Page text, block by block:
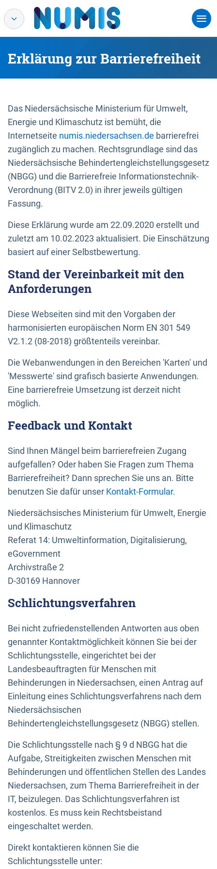
Erklärung zur Barrierefreiheit
Das Niedersächsische Ministerium für Umwelt,
Energie und Klimaschutz ist bemüht, die
Internetseite numis.niedersachsen.de barrierefrei
zugänglich zu machen. Rechtsgrundlage sind das
Niedersächsische Behindertengleichstellungsgesetz
(NBGG) und die Barrierefreie Informationstechnik-
Verordnung (BITV 2.0) in ihrer jeweils gültigen
Fassung.
Diese Erklärung wurde am 22.09.2020 erstellt und
zuletzt am 10.02.2023 aktualisiert. Die Einschätzung
basiert auf einer Selbstbewertung.
Stand der Vereinbarkeit mit den
Anforderungen
Diese Webseiten sind mit den Vorgaben der
harmonisierten europäischen Norm EN 301 549
V2.1.2 (08-2018) größtenteils vereinbar.
Die Webanwendungen in den Bereichen 'Karten' und
'Messwerte' sind grafisch basierte Anwendungen.
Eine barrierefreie Umsetzung ist derzeit nicht
möglich.
Feedback und Kontakt
Sind Ihnen Mängel beim barrierefreien Zugang
aufgefallen? Oder haben Sie Fragen zum Thema
Barrierefreiheit? Dann sprechen Sie uns an. Bitte
benutzen Sie dafür unser Kontakt-Formular.
Niedersächsisches Ministerium für Umwelt, Energie
und Klimaschutz
Referat 14: Umweltinformation, Digitalisierung,
eGovernment
Archivstraße 2
D-30169 Hannover
Schlichtungsverfahren
Bei nicht zufriedenstellenden Antworten aus oben
genannter Kontaktmöglichkeit können Sie bei der
Schlichtungsstelle, eingerichtet bei der
Landesbeauftragten für Menschen mit
Behinderungen in Niedersachsen, einen Antrag auf
Einleitung eines Schlichtungsverfahrens nach dem
Niedersächsischen
Behindertengleichstellungsgesetz (NBGG) stellen.
Die Schlichtungsstelle nach § 9 d NBGG hat die
Aufgabe, Streitigkeiten zwischen Menschen mit
Behinderungen und öffentlichen Stellen des Landes
Niedersachsen, zum Thema Barrierefreiheit in der
IT, beizulegen. Das Schlichtungsverfahren ist
kostenlos. Es muss kein Rechtsbeistand
eingeschaltet werden.
Direkt kontaktieren können Sie die
Schlichtungsstelle unter: